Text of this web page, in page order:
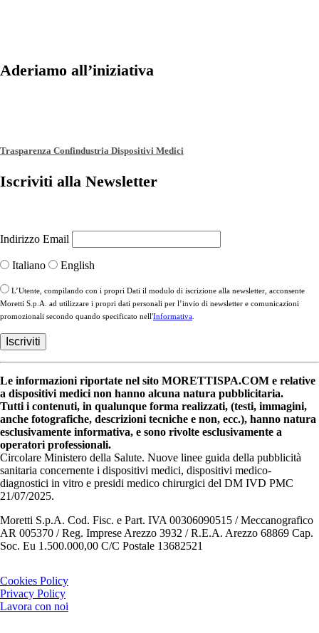
Aderiamo all’iniziativa
Trasparenza Confindustria Dispositivi Medici
Iscriviti alla Newsletter
Indirizzo Email
Italiano English
L’Utente, compilando con i propri Dati il modulo di iscrizione alla newsletter, acconsente
Moretti S.p.A. ad utilizzare i propri dati personali per l’invio di newsletter e comunicazioni
promozionali secondo quando specificato nell'Informativa.
Le informazioni riportate nel sito MORETTISPA.COM e relative
a dispositivi medici non hanno alcuna natura pubblicitaria.
Tutti i contenuti, in qualunque forma realizzati, (testi, immagini,
anche fotografiche, descrizioni tecniche e non, ecc.), hanno natura
esclusivamente informativa, e sono rivolte esclusivamente a
operatori professionali.
Circolare Ministero della Salute. Nuove linee guida della pubblicità
sanitaria concernente i dispositivi medici, dispositivi medico-
diagnostici in vitro e presidi medico chirurgici del DM IVD PMC
21/07/2025.
Moretti S.p.A. Cod. Fisc. e Part. IVA 00306090515 / Meccanografico
AR 005370 / Reg. Imprese Arezzo 3932 / R.E.A. Arezzo 68869 Cap.
Soc. Eu 1.500.000,00 C/C Postale 13682521
Cookies Policy
Privacy Policy
Lavora con noi